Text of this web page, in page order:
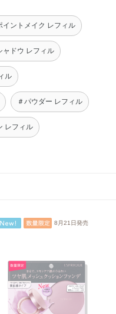
イントメイク レフィル
ャドウ レフィル
ル
＃パウダー レフィル
レフィル
8月21日発売